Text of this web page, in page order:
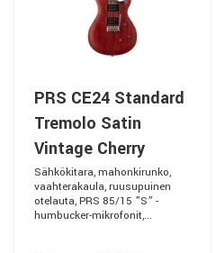
PRS CE24 Standard
Tremolo Satin
Vintage Cherry
Sähkökitara, mahonkirunko,
vaahterakaula, ruusupuinen
otelauta, PRS 85/15 ”S” -
humbucker-mikrofonit,...